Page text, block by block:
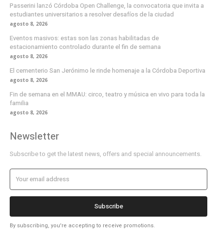
Passerini lanzó Córdoba Open Challenge, la convocatoria que invita a
estudiantes universitarios a resolver desafíos de la ciudad
agosto 8, 2026
Eventos masivos: estas son las zonas habilitadas de
estacionamiento controlado durante el fin de semana
agosto 8, 2026
El cementerio San Jerónimo le rinde homenaje a la Córdoba Deportiva
agosto 8, 2026
Fin de semana en el MMAU: circo, teatro y música en vivo para toda la
familia
agosto 8, 2026
Newsletter
Subscribe to get the latest news, offers and special announcements.
Subscribe
By subscribing, you're accepting to receive promotions.